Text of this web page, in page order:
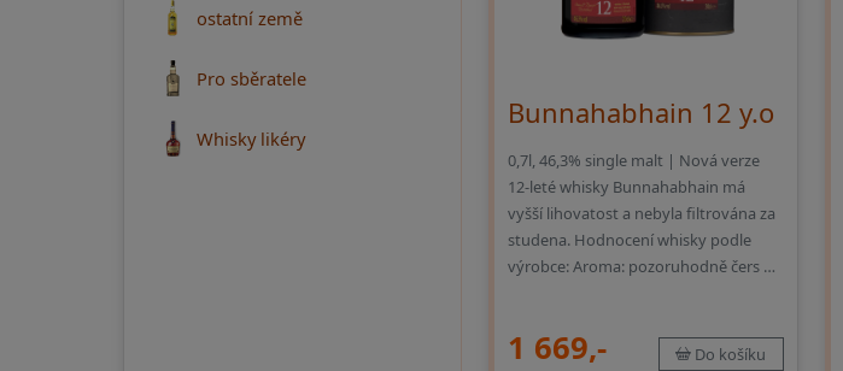
ostatní země
Pro sběratele
Whisky likéry
Bunnahabhain 12 y.o
0,7l, 46,3% single malt | Nová verze
12-leté whisky Bunnahabhain má
vyšší lihovatost a nebyla filtrována za
studena. Hodnocení whisky podle
výrobce: Aroma: pozoruhodně čers …
1 669,- Do košíku